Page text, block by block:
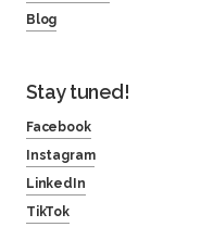
Blog
Stay tuned!
Facebook
Instagram
LinkedIn
TikTok